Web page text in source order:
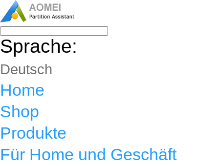
Sprache:
Deutsch
Home
Shop
Produkte
Für Home und Geschäft